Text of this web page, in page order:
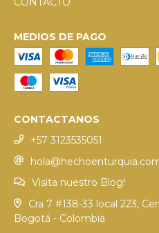
MEDIOS DE PAGO
CONTACTANOS
+57 3123535051
Visita nuestro Blog!
Cra 7 #138-33 local 223,
Bogotá - Colombia